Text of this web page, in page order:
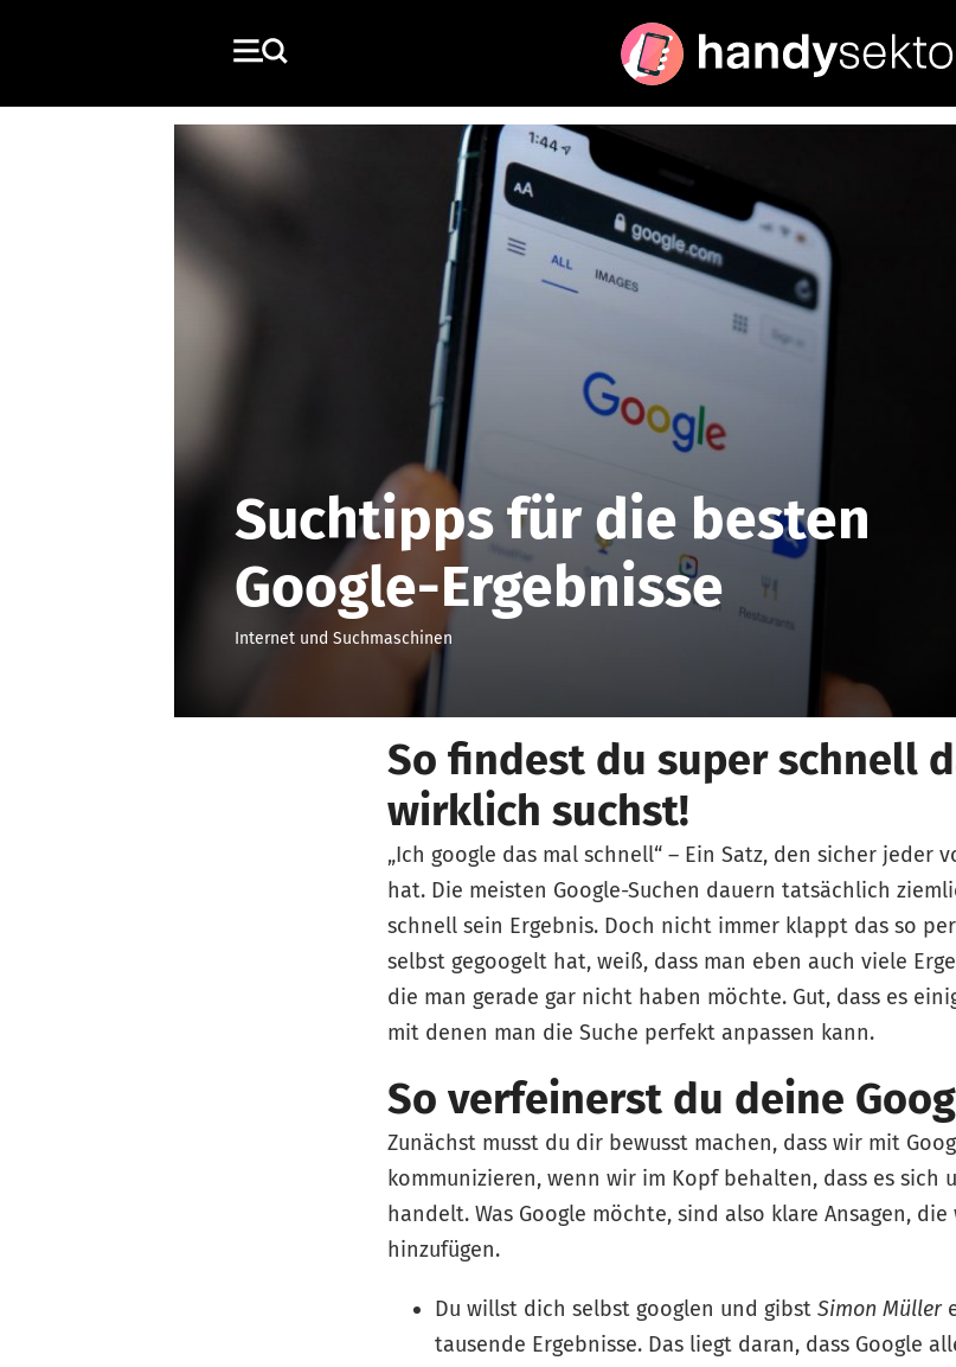
Suchtipps für die besten
Google-Ergebnisse
Internet und Suchmaschinen
So findest du super schnell
wirklich suchst!
„Ich google das mal schnell“ – Ein Satz, den sicher jeder
hat. Die meisten Google-Suchen dauern tatsächlich
schnell sein Ergebnis. Doch nicht immer klappt das so
selbst gegoogelt hat, weiß, dass man eben auch viele
die man gerade gar nicht haben möchte. Gut, dass es
mit denen man die Suche perfekt anpassen kann.
So verfeinerst du deine
Zunächst musst du dir bewusst machen, dass wir mit
kommunizieren, wenn wir im Kopf behalten, dass es sich
handelt. Was Google möchte, sind also klare Ansagen,
hinzufügen.
Du willst dich selbst googlen und gibst Simon Müller
tausende Ergebnisse. Das liegt daran, dass Google